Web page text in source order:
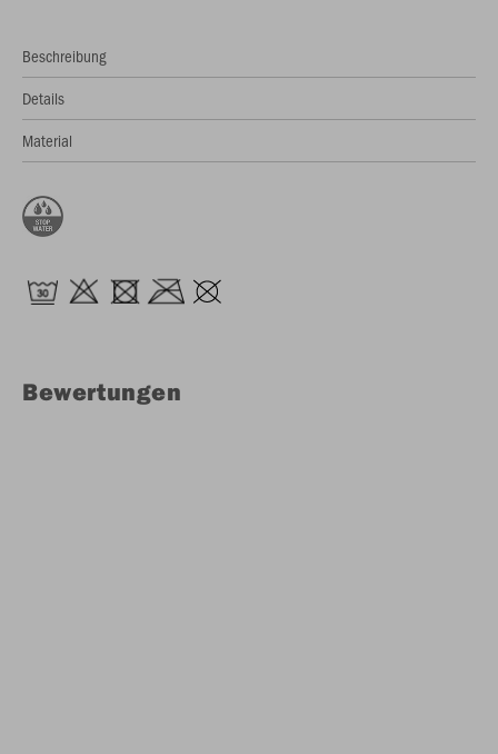
Beschreibung
Details
Material
Bewertungen